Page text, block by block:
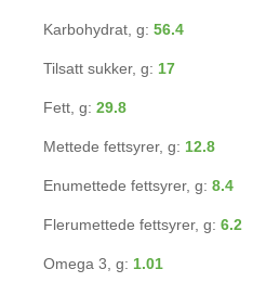
Karbohydrat, g: 56.4
Tilsatt sukker, g: 17
Fett, g: 29.8
Mettede fettsyrer, g: 12.8
Enumettede fettsyrer, g: 8.4
Flerumettede fettsyrer, g: 6.2
Omega 3, g: 1.01